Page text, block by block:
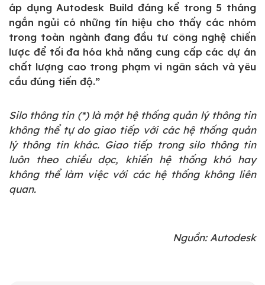
áp dụng Autodesk Build đáng kể trong 5 tháng
ngắn ngủi có những tín hiệu cho thấy các nhóm
trong toàn ngành đang đầu tư công nghệ chiến
lược để tối đa hóa khả năng cung cấp các dự án
chất lượng cao trong phạm vi ngân sách và yêu
cầu đúng tiến độ.”
Silo thông tin (*) là một hệ thống quản lý thông tin
không thể tự do giao tiếp với các hệ thống quản
lý thông tin khác. Giao tiếp trong silo thông tin
luôn theo chiều dọc, khiến hệ thống khó hay
không thể làm việc với các hệ thống không liên
quan.
Nguồn: Autodesk